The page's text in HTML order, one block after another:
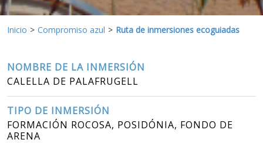
Inicio Compromiso azul Ruta de inmersiones ecoguiadas
NOMBRE DE LA INMERSIÓN
CALELLA DE PALAFRUGELL
TIPO DE INMERSIÓN
FORMACIÓN ROCOSA, POSIDÓNIA, FONDO DE
ARENA